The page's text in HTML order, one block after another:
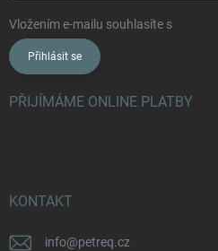
Vložením e-mailu souhlasíte s
Přihlásit se
PŘIJÍMÁME ONLINE PLATBY
KONTAKT
info@petreq.cz